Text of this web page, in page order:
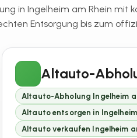
in Ingelheim am Rhein mit
Entsorgung bis zum
Altauto-
Altauto-Abholung Ingelheim
Altauto entsorgen in
Altauto verkaufen Ingelheim